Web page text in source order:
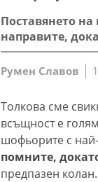
Поставянето
направите,
Румен Славов
Толкова сме
всъщност е
шофьорите с
помните,
предпазен колан.